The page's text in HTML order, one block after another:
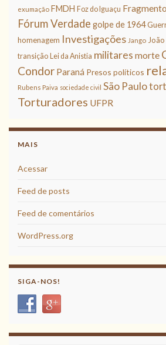
exumação FMDH Foz do Iguaçu
Fórum Verdade golpe de 1964
homenagem Investigações Jango
transição Lei da Anistia militares morte
Condor Paraná Presos políticos
Rubens Paiva sociedade civil São Paulo
Torturadores UFPR
MAIS
Acessar
Feed de posts
Feed de comentários
WordPress.org
SIGA-NOS!